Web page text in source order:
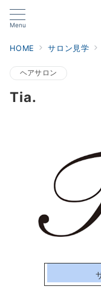
Menu
HOME サロン見学
ヘアサロン
Tia.